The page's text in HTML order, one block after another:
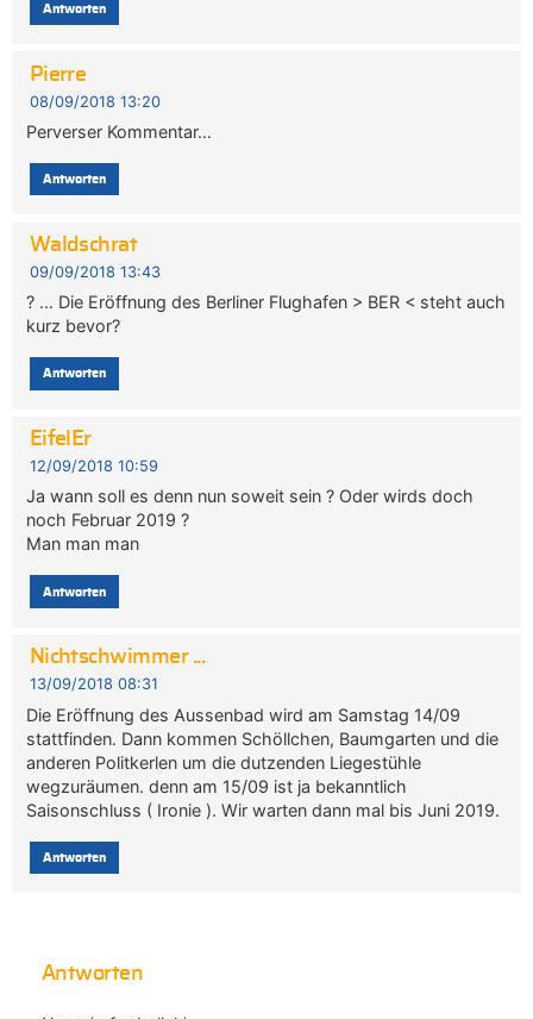
Antworten
Pierre
08/09/2018 13:20
Perverser Kommentar…
Antworten
Waldschrat
09/09/2018 13:43
? … Die Eröffnung des Berliner Flughafen > BER < steht auch
kurz bevor?
Antworten
EifelEr
12/09/2018 10:59
Ja wann soll es denn nun soweit sein ? Oder wirds doch
noch Februar 2019 ?
Man man man
Antworten
Nichtschwimmer ...
13/09/2018 08:31
Die Eröffnung des Aussenbad wird am Samstag 14/09
stattfinden. Dann kommen Schöllchen, Baumgarten und die
anderen Politkerlen um die dutzenden Liegestühle
wegzuräumen. denn am 15/09 ist ja bekanntlich
Saisonschluss ( Ironie ). Wir warten dann mal bis Juni 2019.
Antworten
Antworten